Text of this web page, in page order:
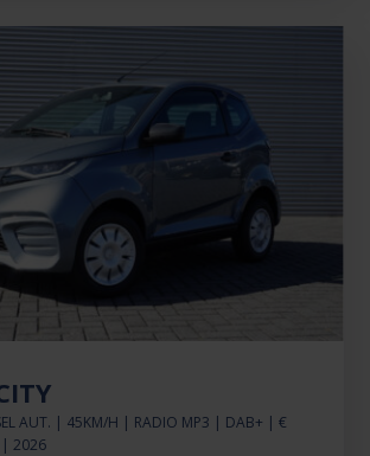
AUT. | 45KM/H | RADIO MP3 | DAB+ | €
| 2026